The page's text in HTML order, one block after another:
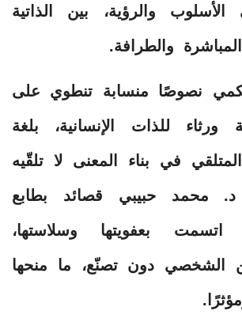
والرؤية، بين الذاتية
والطرافة.
نصوصًا منسابة تنطوي على
ورثاء للذات الإنسانية، بلغة
في بناء المعنى لا تلقّيه
محمد حبيبي قصائد بطابع
بعفويتها وسلاستها،
الشخصي دون تصنّع، ما منحها